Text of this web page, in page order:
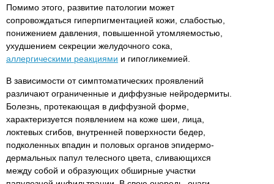
Помимо этого, развитие патологии может
сопровождаться гиперпигментацией кожи, слабостью,
понижением давления, повышенной утомляемостью,
ухудшением секреции желудочного сока,
аллергическими реакциями и гипогликемией.
В зависимости от симптоматических проявлений
различают ограниченные и диффузные нейродермиты.
Болезнь, протекающая в диффузной форме,
характеризуется появлением на коже шеи, лица,
локтевых сгибов, внутренней поверхности бедер,
подколенных впадин и половых органов эпидермо-
дермальных папул телесного цвета, сливающихся
между собой и образующих обширные участки